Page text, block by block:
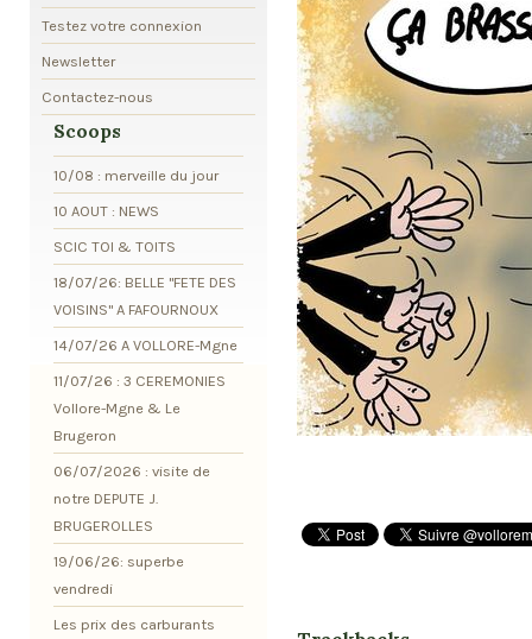
Testez votre connexion
Newsletter
Contactez-nous
Scoops
10/08 : merveille du jour
10 AOUT : NEWS
SCIC TOI & TOITS
18/07/26: BELLE "FETE DES
VOISINS" A FAFOURNOUX
14/07/26 A VOLLORE-Mgne
11/07/26 : 3 CEREMONIES
Vollore-Mgne & Le
Brugeron
06/07/2026 : visite de
notre DEPUTE J.
BRUGEROLLES
19/06/26: superbe
vendredi
Les prix des carburants